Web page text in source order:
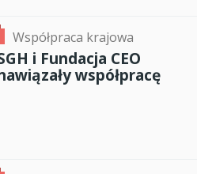
Współpraca krajowa
i Fundacja CEO
współpracę